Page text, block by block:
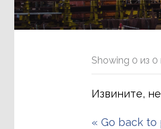
Showing 0 из 0
Извините,
«Go back to